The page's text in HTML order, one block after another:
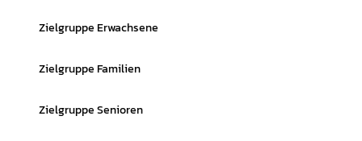
Zielgruppe Erwachsene
Zielgruppe Familien
Zielgruppe Senioren